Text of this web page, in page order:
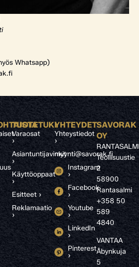
Whatsapp)
TUOTETUKI
Varaosat
›
Asiantuntijavinkit
›
Käyttöoppaat
›
Esitteet ›
Reklamaatio
›
YHTEYDET
Yhteystiedot
›
myynti@savorak.fi
Instagram
›
Facebook
›
Youtube
›
LinkedIn
›
Pinterest
›
SAVORAK
OY
Teollisuustie
2
58900
Rantasalmi
+358 50
589
4840
VANTAA
Åbynkuja
5